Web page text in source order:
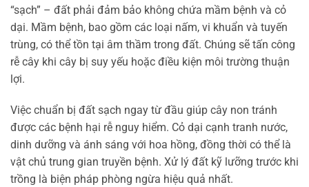
“sạch” – đất phải đảm bảo không chứa mầm bệnh và cỏ
dại. Mầm bệnh, bao gồm các loại nấm, vi khuẩn và tuyến
trùng, có thể tồn tại âm thầm trong đất. Chúng sẽ tấn công
rễ cây khi cây bị suy yếu hoặc điều kiện môi trường thuận
lợi.
Việc chuẩn bị đất sạch ngay từ đầu giúp cây non tránh
được các bệnh hại rễ nguy hiểm. Cỏ dại cạnh tranh nước,
dinh dưỡng và ánh sáng với hoa hồng, đồng thời có thể là
vật chủ trung gian truyền bệnh. Xử lý đất kỹ lưỡng trước khi
trồng là biện pháp phòng ngừa hiệu quả nhất.